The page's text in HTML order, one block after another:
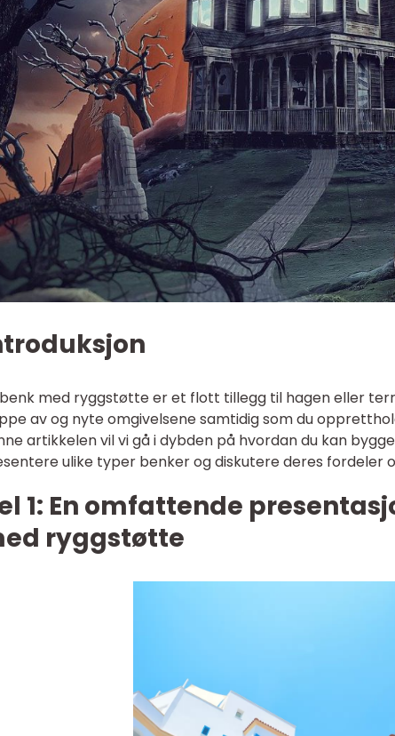
med ryggstøtte er et flott tillegg til hagen eller
av og nyte omgivelsene samtidig som du
artikkelen vil vi gå i dybden på hvordan du kan
ulike typer benker og diskutere deres fordeler
1: En omfattende
ryggstøtte